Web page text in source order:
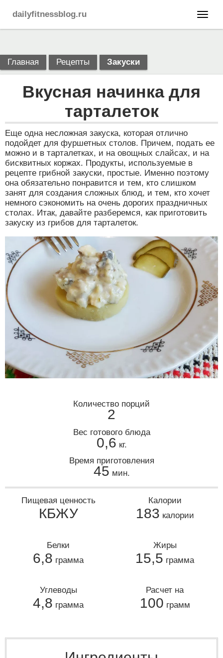
dailyfitnessblog.ru
Главная Рецепты Закуски
Вкусная начинка для
тарталеток
Еще одна несложная закуска, которая отлично
подойдет для фуршетных столов. Причем, подать ее
можно и в тарталетках, и на овощных слайсах, и на
бисквитных коржах. Продукты, используемые в
рецепте грибной закуски, простые. Именно поэтому
она обязательно понравится и тем, кто слишком
занят для создания сложных блюд, и тем, кто хочет
немного сэкономить на очень дорогих праздничных
столах. Итак, давайте разберемся, как приготовить
закуску из грибов для тарталеток.
Количество порций
2
Вес готового блюда
0,6 кг.
Время приготовления
45 мин.
Пищевая ценность
КБЖУ
Калории
183 калории
Белки
6,8 грамма
Жиры
15,5 грамма
Углеводы
4,8 грамма
Расчет на
100 грамм